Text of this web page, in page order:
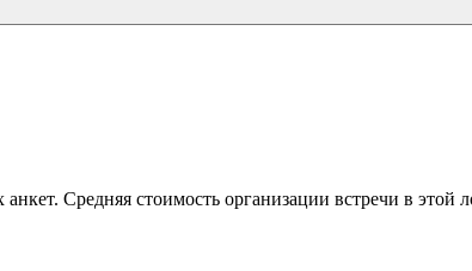
Средняя стоимость организации встречи в этой